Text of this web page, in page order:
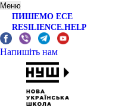
Меню
ПИШЕМО ЕСЕ
RESILIENCE.HELP
Напишіть нам